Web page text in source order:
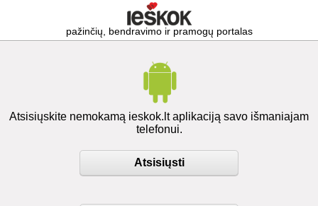
pažinčių, bendravimo ir pramogų portalas
Atsisiųskite nemokamą ieskok.lt aplikaciją savo išmaniajam
telefonui.
Atsisiųsti